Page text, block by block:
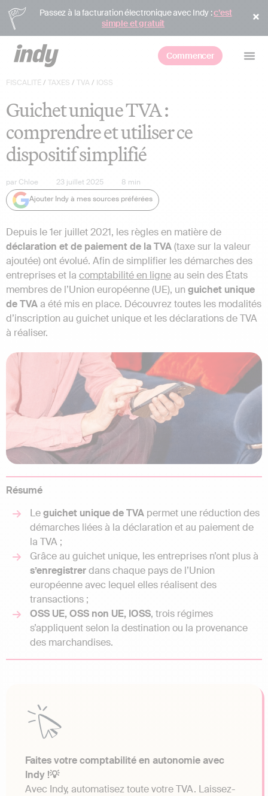
Passez à la facturation électronique avec Indy :c’est
simple et gratuit
Commencer
FISCALITÉ/ TAXES / TVA/ IOSS
Guichet unique TVA :
comprendre et utiliser ce
dispositif simplifié
par Chloe 23 juillet 2025 8 min
Ajouter Indy à mes sources préférées
Depuis le 1er juillet 2021, les règles en matière de
déclaration et de paiement de la TVA(taxe sur la valeur
ajoutée) ont évolué. Afin de simplifier les démarches des
entreprises et la comptabilité en ligneau sein des États
membres de l’Union européenne (UE), un guichet unique
de TVAa été mis en place. Découvrez toutes les modalités
d’inscription au guichet unique et les déclarations de TVA
à réaliser.
Résumé
Leguichet unique de TVA permet une réduction des
démarches liées à la déclaration et au paiement de
la TVA ;
Grâce au guichet unique, les entreprises n’ont plus à
s’enregistrerdans chaque pays de l’Union
européenne avec lequel elles réalisent des
transactions ;
OSS UE, OSS non UE, IOSS, trois régimes
s’appliquent selon la destination ou la provenance
des marchandises.
Faites votre comptabilité en autonomie avec
Indy !💡
Avec Indy, automatisez toute votre TVA. Laissez-